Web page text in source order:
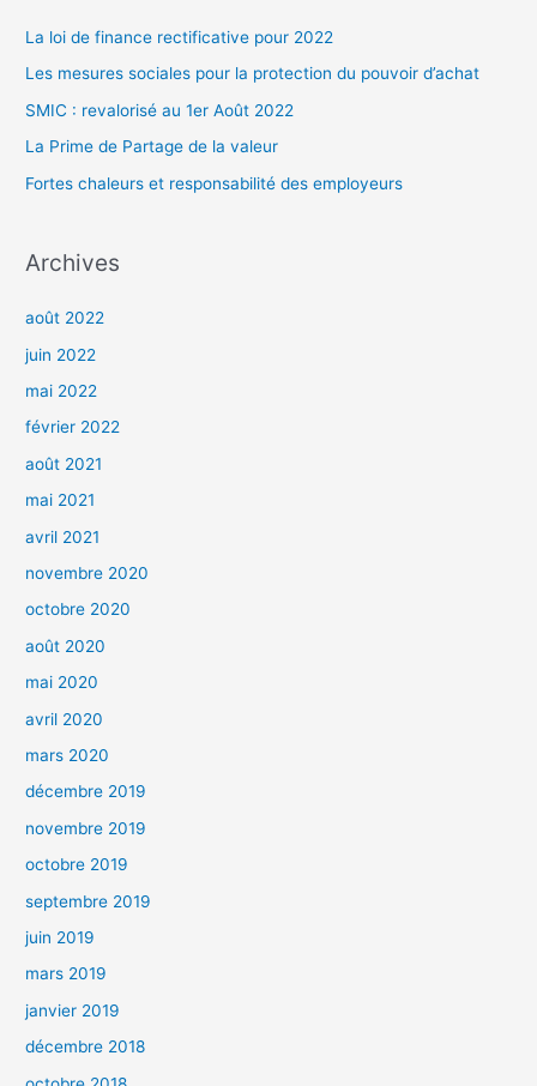
r
c
h
La loi de finance rectificative pour 2022
Les mesures sociales pour la protection du pouvoir d’achat
SMIC : revalorisé au 1er Août 2022
La Prime de Partage de la valeur
Fortes chaleurs et responsabilité des employeurs
Archives
août 2022
juin 2022
mai 2022
février 2022
août 2021
mai 2021
avril 2021
novembre 2020
octobre 2020
août 2020
mai 2020
avril 2020
mars 2020
décembre 2019
novembre 2019
octobre 2019
septembre 2019
juin 2019
mars 2019
janvier 2019
décembre 2018